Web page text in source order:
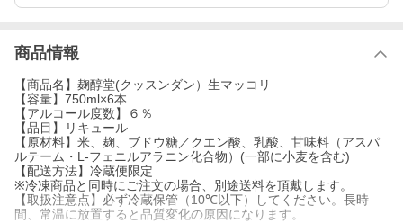
商品情報
【商品名】麹醇堂(クッスンダン）生マッコリ
【容量】750ml×6本
【アルコール度数】６％
【品目】リキュール
【原材料】米、麹、ブドウ糖／クエン酸、乳酸、甘味料（アスパ
ルテーム・L-フェニルアラニン化合物）(一部に小麦を含む)
【配送方法】冷蔵便限定
※冷凍商品と同時にご注文の場合、別途送料を頂戴します。
【取扱注意点】必ず冷蔵保管（10℃以下）してください。長時
間、常温に放置すると品質変化の原因になります。